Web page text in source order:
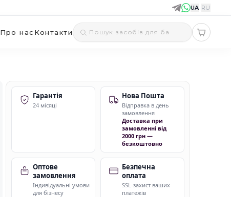
UA| RU
Про нас Контакти
Гарантія
24 місяці
Нова Пошта
Відправка в день
замовлення
Доставка при
замовленні від
2000 грн —
безкоштовно
Оптове
замовлення
Індивідуальні умови
для бізнесу
Безпечна
оплата
SSL-захист ваших
платежів